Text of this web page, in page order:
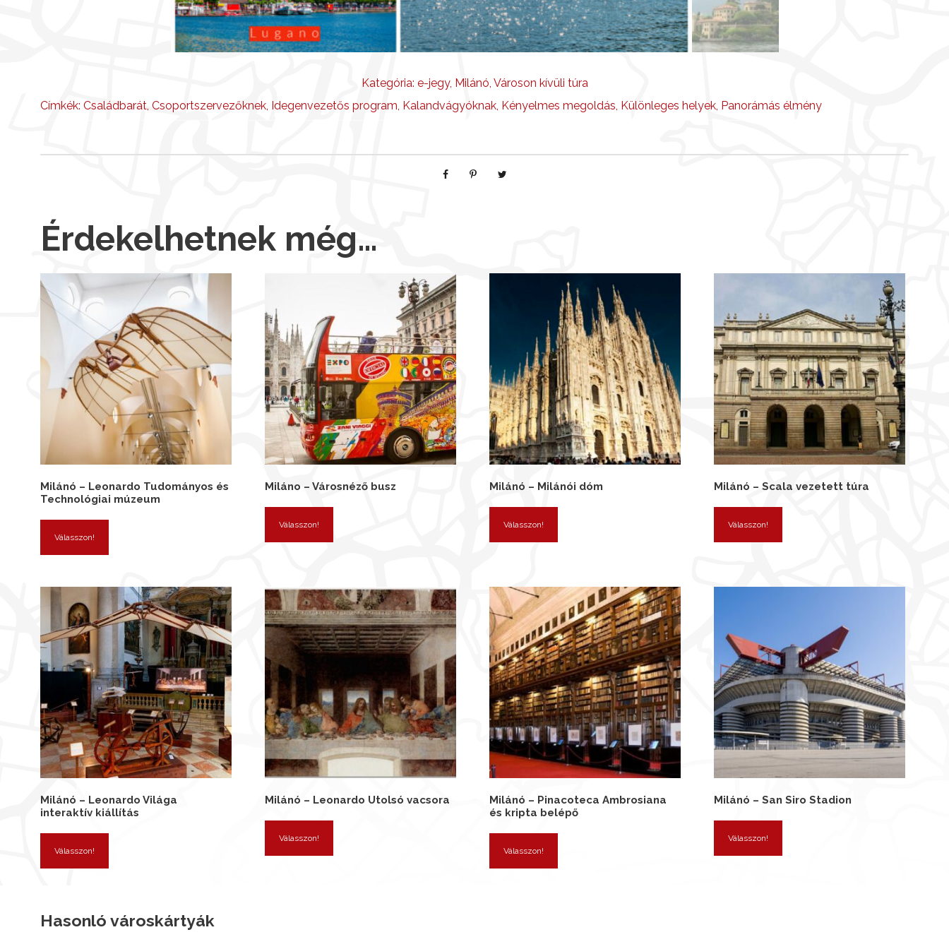
Kategória: e-jegy, Milánó Városon kívüli túra
Címkék: Családbarát Csoportszervezőknek Idegenvezetős program Kalandvágyóknak Kényelmes megoldás Különleges helyek Panorámás élmény
Érdekelhetnek még…
Milánó – Leonardo Tudományos és
Technológiai múzeum
Válasszon!
Miláno – Városnéző busz
Válasszon!
Milánó – Milánói dóm
Válasszon!
Milánó – Scala vezetett túra
Válasszon!
Milánó – Leonardo Világa
interaktív kiállítás
Válasszon!
Milánó – Leonardo Utolsó vacsora
Válasszon!
Milánó – Pinacoteca Ambrosiana
és kripta belépő
Válasszon!
Milánó – San Siro Stadion
Válasszon!
Hasonló városkártyák